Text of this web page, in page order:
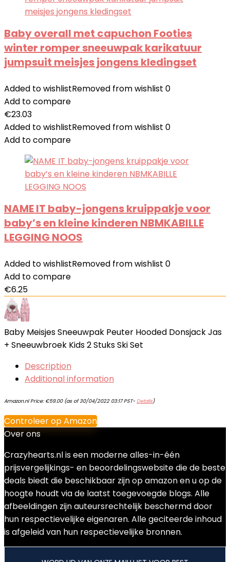
Baby overall met capuchon Footies
winter romper sneeuwpak karikatuur
jumpsuit meisjes jongens kledingset
Added to wishlistRemoved from wishlist 0
Add to compare
€23.03
Added to wishlistRemoved from wishlist 0
Add to compare
NAME IT baby-jongens kruippakje voor
baby’s en kleine kinderen NBMKABILLE
LEGGING NOOS
Added to wishlistRemoved from wishlist 0
Add to compare
€6.25
Baby Meisjes Sneeuwpak Peuter Hooded Donsjack Jas
+ Sneeuwbroek Kids 2 Stuks Ski Set
Description
Additional information
Amazon.nl Price: €59.00(as of 30/04/2022 03:17 PST- Details)
Controleer op Amazon
Over ons
Crazyhearts.nl is een moderne alles-in-één
prijsvergelijkings- en beoordelingswebsite die de beste
deals biedt die beschikbaar zijn op amazon en u op de
hoogte houdt via de laatst toegevoegde blogs. Alle
afbeeldingen zijn auteursrechtelijk beschermd door
hun respectievelijke eigenaren. Alle geciteerde inhoud
is afgeleid van hun respectievelijke bronnen.